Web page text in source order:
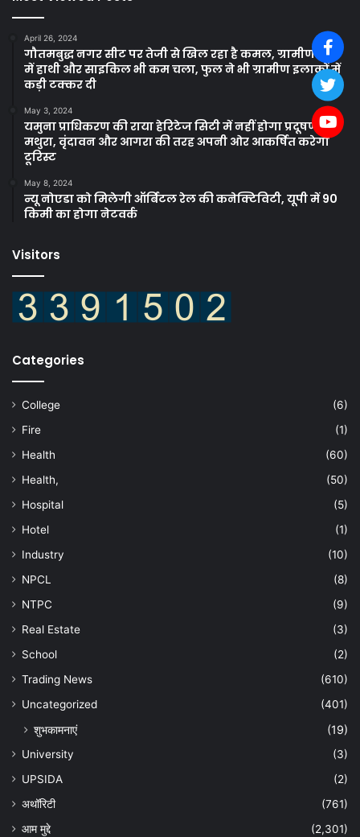
April 26, 2024
गौतमबुद्ध नगर सीट पर तेजी से खिल रहा है कमल, ग्रामीण क्षेत्रों
में हाथी और साइकिल भी कम चला, फुल ने भी ग्रामीण इलाकों में
कड़ी टक्कर दी
May 3, 2024
यमुना प्राधिकरण की राया हेरिटेज सिटी में नहीं होगा प्रदूषण,
मथुरा, वृंदावन और आगरा की तरह अपनी ओर आकर्षित करेगा
टूरिस्ट
May 8, 2024
न्यू नोएडा को मिलेगी ऑर्बिटल रेल की कनेक्टिविटी, यूपी में 90
किमी का होगा नेटवर्क
Visitors
Categories
College
(6)
Fire
(1)
Health
(60)
Health,
(50)
Hospital
(5)
Hotel
(1)
Industry
(10)
NPCL
(8)
NTPC
(9)
Real Estate
(3)
School
(2)
Trading News
(610)
Uncategorized
(401)
शुभकामनाएं (19)
University
(3)
UPSIDA
(2)
अथॉरिटी
(761)
आम मुद्दे
(2,301)